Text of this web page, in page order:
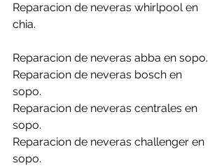
Reparacion de neveras whirlpool en
chia.
Reparacion de neveras abba en sopo.
Reparacion de neveras bosch en
sopo.
Reparacion de neveras centrales en
sopo.
Reparacion de neveras challenger en
sopo.